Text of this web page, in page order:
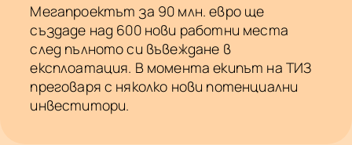
Мегапроектът за 90 млн. евро ще
създаде над 600 нови работни места
след пълното си въвеждане в
експлоатация. В момента екипът на ТИЗ
преговаря с няколко нови потенциални
инвеститори.